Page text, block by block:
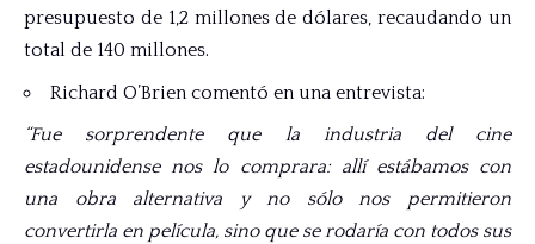
presupuesto de 1,2 millones de dólares, recaudando un
total de 140 millones.
Richard O’Brien comentó en una entrevista:
“Fue sorprendente que la industria del cine
estadounidense nos lo comprara: allí estábamos con
una obra alternativa y no sólo nos permitieron
convertirla en película, sino que se rodaría con todos sus